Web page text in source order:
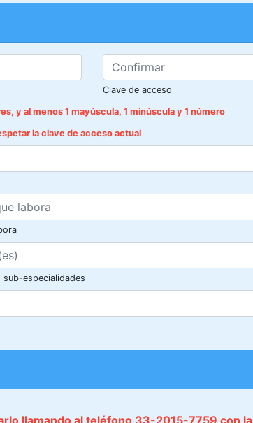
Clave de acceso
y al menos 1 mayúscula, 1 minúscula y 1 número
la clave de acceso actual
sub-especialidades